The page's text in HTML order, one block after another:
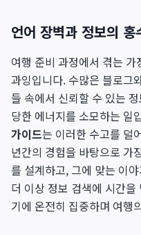
언어 장벽과 정보의 홍
여행 준비 과정에서 겪는
과잉입니다. 수많은 블로그
들 속에서 신뢰할 수 있는
당한 에너지를 소모하는 일
가이드는 이러한 수고를 덜
년간의 경험을 바탕으로 가
를 설계하고, 그에 맞는 이
더 이상 정보 검색에 시간
기에 온전히 집중하며 여행